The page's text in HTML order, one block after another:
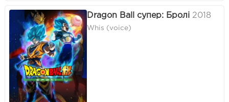
Dragon Ball супер: Бролі 2018
Whis (voice)